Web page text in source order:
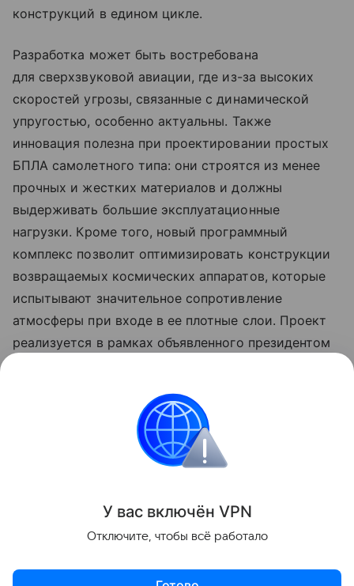
конструкций в едином цикле.
Разработка может быть востребована
для сверхзвуковой авиации, где из-за высоких
скоростей угрозы, связанные с динамической
упругостью, особенно актуальны. Также
инновация полезна при проектировании простых
БПЛА самолетного типа: они строятся из менее
прочных и жестких материалов и должны
выдерживать большие эксплуатационные
нагрузки. Кроме того, новый программный
комплекс позволит оптимизировать конструкции
возвращаемых космических аппаратов, которые
испытывают значительное сопротивление
атмосферы при входе в ее плотные слои. Проект
реализуется в рамках объявленного президентом
Поделиться
У вас включён VPN
Отключите, чтобы всё работало